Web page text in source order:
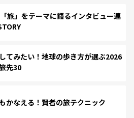
旅」をテーマに語るインタビュー連
てみたい！地球の歩き方が選ぶ2026
先30
かなえる！賢者の旅テクニック